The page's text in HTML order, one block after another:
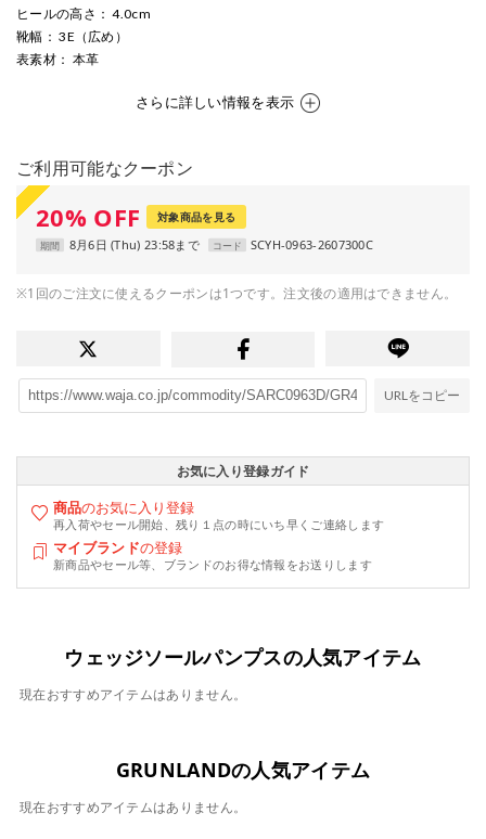
ヒールの高さ ： 4.0cm
靴幅 ： 3E（広め）
表素材： 本革
さらに詳しい情報を表示
ご利用可能なクーポン
20% OFF 対象商品を見る
期間 8月6日 (Thu) 23:58まで コード SCYH-0963-2607300C
※1回のご注文に使えるクーポンは1つです。注文後の適用はできません。
URLをコピー
お気に入り登録ガイド
商品のお気に入り登録
再入荷やセール開始、残り１点の時にいち早くご連絡します
マイブランドの登録
新商品やセール等、ブランドのお得な情報をお送りします
ウェッジソールパンプスの人気アイテム
現在おすすめアイテムはありません。
GRUNLANDの人気アイテム
現在おすすめアイテムはありません。